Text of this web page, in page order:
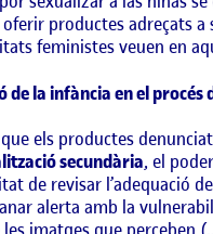
productes adreçats a
feministes veuen en
de la infància en el procés
els productes
secundària, el
de revisar l’adequació
alerta amb la